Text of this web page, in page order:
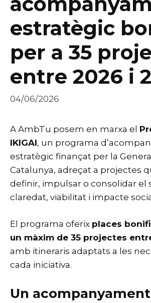
estratègic
per a 35
entre 2026 i
04/06/2026
A AmbTu posem en marxa el
IKIGAI, un programa
estratègic finançat per la
Catalunya, adreçat a projectes
definir, impulsar o consolidar el
claredat, viabilitat i impacte
El programa oferix places
un màxim de 35 projectes
amb itineraris adaptats a les
cada iniciativa.
Un